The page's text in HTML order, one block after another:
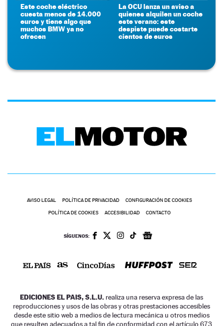
Este coche eléctrico
cuesta menos de 14.000
euros y tiene algo que
muchos BMW ya no
ofrecen
La OCU lanza un aviso a
quienes alquilen un coche
este verano: este
despiste puede costarte
cientos de euros
AVISO LEGAL POLÍTICA DE PRIVACIDAD CONFIGURACIÓN DE COOKIES
POLÍTICA DE COOKIES ACCESIBILIDAD CONTACTO
SÍGUENOS:
EDICIONES EL PAIS, S.L.U. realiza una reserva expresa de las
reproducciones y usos de las obras y otras prestaciones accesibles
desde este sitio web a medios de lectura mecánica u otros medios
que resulten adecuados a tal fin de conformidad con el artículo 67.3